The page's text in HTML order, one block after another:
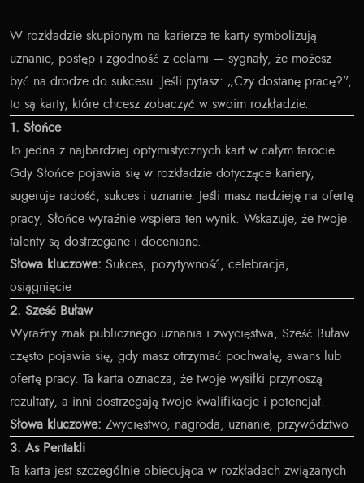
W rozkładzie skupionym na karierze te karty symbolizują
uznanie, postęp i zgodność z celami — sygnały, że możesz
być na drodze do sukcesu. Jeśli pytasz: „Czy dostanę pracę?”,
to są karty, które chcesz zobaczyć w swoim rozkładzie.
1. Słońce
To jedna z najbardziej optymistycznych kart w całym tarocie.
Gdy Słońce pojawia się w rozkładzie dotyczące kariery,
sugeruje radość, sukces i uznanie. Jeśli masz nadzieję na ofertę
pracy, Słońce wyraźnie wspiera ten wynik. Wskazuje, że twoje
talenty są dostrzegane i doceniane.
Słowa kluczowe: Sukces, pozytywność, celebracja,
osiągnięcie
2. Sześć Buław
Wyraźny znak publicznego uznania i zwycięstwa, Sześć Buław
często pojawia się, gdy masz otrzymać pochwałę, awans lub
ofertę pracy. Ta karta oznacza, że twoje wysiłki przynoszą
rezultaty, a inni dostrzegają twoje kwalifikacje i potencjał.
Słowa kluczowe: Zwycięstwo, nagroda, uznanie, przywództwo
3. As Pentakli
Ta karta jest szczególnie obiecująca w rozkładach związanych